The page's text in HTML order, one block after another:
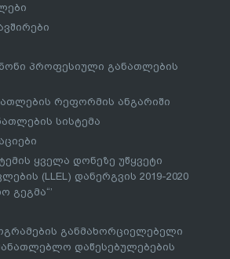
პროფესიული განათლების
რეფორმის ანგარიში
სისტემა
ყველა დონეზე უწყვეტი
(LLEL) დანერგვის 2019-2020
გეგმა“’
განმახორციელებელი
დაწესებულებების